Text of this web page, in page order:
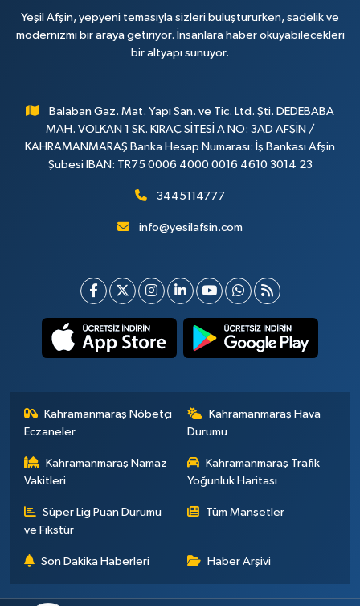
Yeşil Afşin, yepyeni temasıyla sizleri buluştururken, sadelik ve
modernizmi bir araya getiriyor. İnsanlara haber okuyabilecekleri
bir altyapı sunuyor.
Balaban Gaz. Mat. Yapı San. ve Tic. Ltd. Şti. DEDEBABA
MAH. VOLKAN 1 SK. KIRAÇ SİTESİ A NO: 3AD AFŞİN /
KAHRAMANMARAŞ Banka Hesap Numarası: İş Bankası Afşin
Şubesi IBAN: TR75 0006 4000 0016 4610 3014 23
3445114777
info@yesilafsin.com
Kahramanmaraş Nöbetçi
Eczaneler
Kahramanmaraş Hava
Durumu
Kahramanmaraş Namaz
Vakitleri
Kahramanmaraş Trafik
Yoğunluk Haritası
Süper Lig Puan Durumu
ve Fikstür
Tüm Manşetler
Son Dakika Haberleri Haber Arşivi